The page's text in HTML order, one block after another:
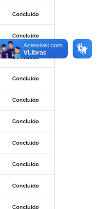
Concluído
Concluído
Concluído
Concluído
Concluído
Concluído
Concluído
Concluído
Concluído
Concluído